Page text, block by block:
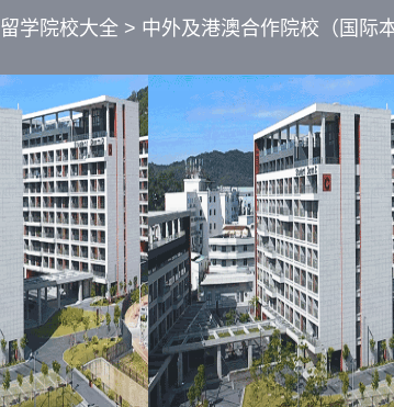
留学院校大全 > 中外及港澳合作院校（国际